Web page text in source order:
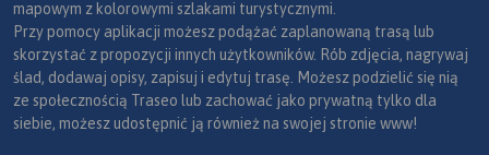
mapowym z kolorowymi szlakami turystycznymi.
Przy pomocy aplikacji możesz podążać zaplanowaną trasą lub
skorzystać z propozycji innych użytkowników. Rób zdjęcia, nagrywaj
ślad, dodawaj opisy, zapisuj i edytuj trasę. Możesz podzielić się nią
ze społecznością Traseo lub zachować jako prywatną tylko dla
siebie, możesz udostępnić ją również na swojej stronie www!